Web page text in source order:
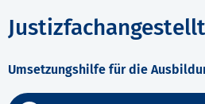
Umsetzungshilfe für die